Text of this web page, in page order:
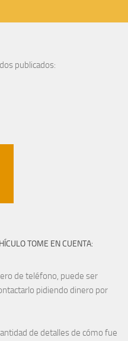
publicados:
TOME EN CUENTA:
de teléfono, puede ser
pidiendo dinero por
de detalles de cómo fue